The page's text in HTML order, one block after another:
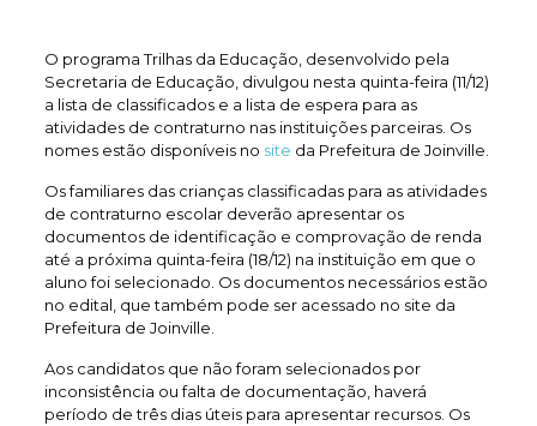
O programa Trilhas da Educação, desenvolvido pela
Secretaria de Educação, divulgou nesta quinta-feira (11/12)
a lista de classificados e a lista de espera para as
atividades de contraturno nas instituições parceiras. Os
nomes estão disponíveis no site da Prefeitura de Joinville.
Os familiares das crianças classificadas para as atividades
de contraturno escolar deverão apresentar os
documentos de identificação e comprovação de renda
até a próxima quinta-feira (18/12) na instituição em que o
aluno foi selecionado. Os documentos necessários estão
no edital, que também pode ser acessado no site da
Prefeitura de Joinville.
Aos candidatos que não foram selecionados por
inconsistência ou falta de documentação, haverá
período de três dias úteis para apresentar recursos. Os